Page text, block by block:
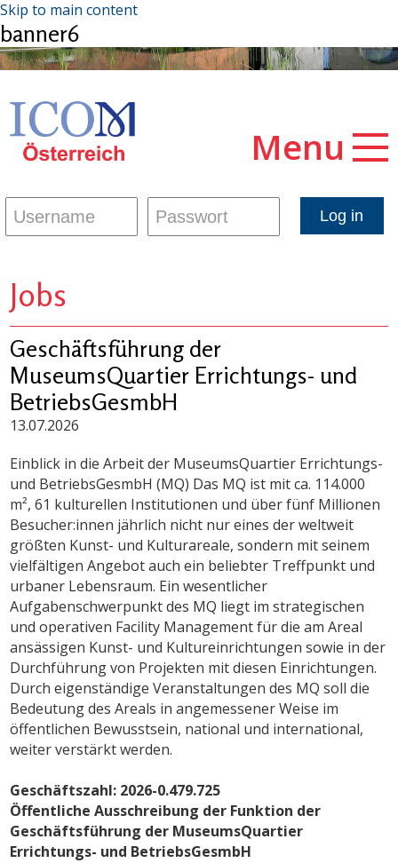
Skip to main content
banner6
Menu
Jobs
Geschäftsführung der
MuseumsQuartier Errichtungs- und
BetriebsGesmbH
13.07.2026
Einblick in die Arbeit der MuseumsQuartier Errichtungs-
und BetriebsGesmbH (MQ) Das MQ ist mit ca. 114.000
m², 61 kulturellen Institutionen und über fünf Millionen
Besucher:innen jährlich nicht nur eines der weltweit
größten Kunst- und Kulturareale, sondern mit seinem
vielfältigen Angebot auch ein beliebter Treffpunkt und
urbaner Lebensraum. Ein wesentlicher
Aufgabenschwerpunkt des MQ liegt im strategischen
und operativen Facility Management für die am Areal
ansässigen Kunst- und Kultureinrichtungen sowie in der
Durchführung von Projekten mit diesen Einrichtungen.
Durch eigenständige Veranstaltungen des MQ soll die
Bedeutung des Areals in angemessener Weise im
öffentlichen Bewusstsein, national und international,
weiter verstärkt werden.
Geschäftszahl: 2026-0.479.725
Öffentliche Ausschreibung der Funktion der
Geschäftsführung der MuseumsQuartier
Errichtungs- und BetriebsGesmbH